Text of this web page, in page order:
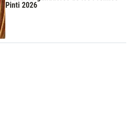
Pinti 2026